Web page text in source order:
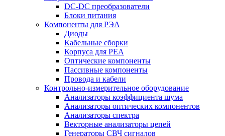
DC-DC преобразователи
Блоки питания
Компоненты для РЭА
Диоды
Кабельные сборки
Корпуса для РЕА
Оптические компоненты
Пассивные компоненты
Провода и кабели
Контрольно-измерительное оборудование
Анализаторы коэффициента шума
Анализаторы оптических компонентов
Анализаторы спектра
Векторные анализаторы цепей
Генераторы СВЧ сигналов